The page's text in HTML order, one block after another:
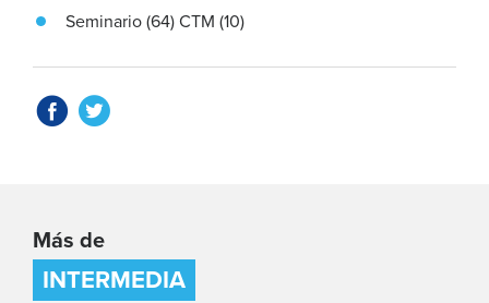
Seminario (64) CTM (10)
Más de
INTERMEDIA